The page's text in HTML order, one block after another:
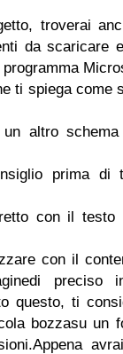
troverai
da scaricare
ti spiega come
altro
prima di
con il testo
con il
preciso
questo, ti
bozzasu un